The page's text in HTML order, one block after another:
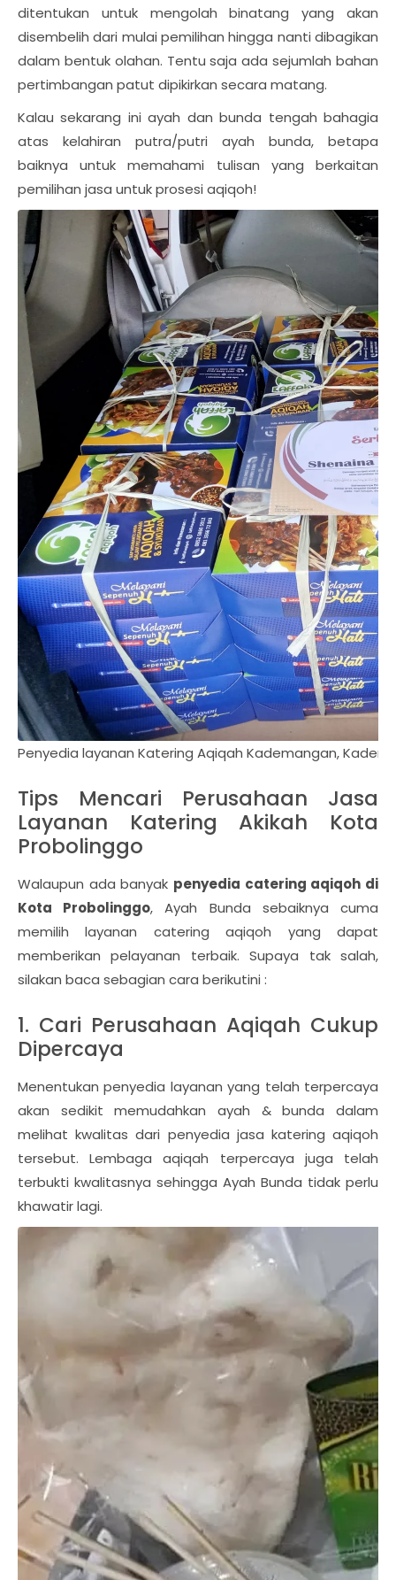
ditentukan untuk mengolah binatang yang akan
disembelih dari mulai pemilihan hingga nanti dibagikan
dalam bentuk olahan. Tentu saja ada sejumlah bahan
pertimbangan patut dipikirkan secara matang.
Kalau sekarang ini ayah dan bunda tengah bahagia
atas kelahiran putra/putri ayah bunda, betapa
baiknya untuk memahami tulisan yang berkaitan
pemilihan jasa untuk prosesi aqiqoh!
Penyedia layanan Katering Aqiqah Kademangan,
Tips Mencari Perusahaan Jasa
Layanan Katering Akikah Kota
Probolinggo
Walaupun ada banyak penyedia catering aqiqoh di
Kota Probolinggo, Ayah Bunda sebaiknya cuma
memilih layanan catering aqiqoh yang dapat
memberikan pelayanan terbaik. Supaya tak salah,
silakan baca sebagian cara berikutini :
1. Cari Perusahaan Aqiqah Cukup
Dipercaya
Menentukan penyedia layanan yang telah terpercaya
akan sedikit memudahkan ayah & bunda dalam
melihat kwalitas dari penyedia jasa katering aqiqoh
tersebut. Lembaga aqiqah terpercaya juga telah
terbukti kwalitasnya sehingga Ayah Bunda tidak perlu
khawatir lagi.